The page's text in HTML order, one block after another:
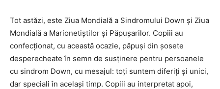
Tot astăzi, este Ziua Mondială a Sindromului Down și Ziua
Mondială a Marionetiștilor și Păpușarilor. Copiii au
confecționat, cu această ocazie, păpuși din șosete
desperecheate în semn de susținere pentru persoanele
cu sindrom Down, cu mesajul: toți suntem diferiți și unici,
dar speciali în același timp. Copiii au interpretat apoi,